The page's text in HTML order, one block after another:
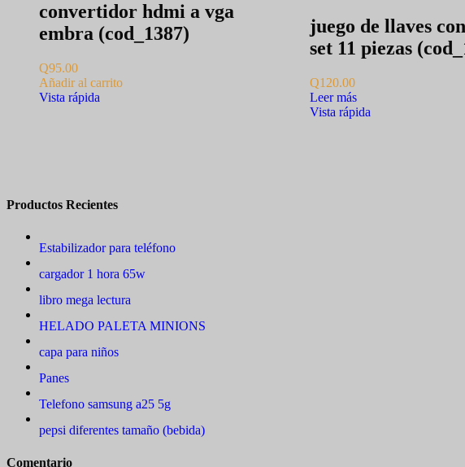
convertidor hdmi a vga
embra (cod_1387)
Q95.00
Añadir al carrito
Vista rápida
juego de llaves
set 11 piezas
Q120.00
Leer más
Vista rápida
Productos Recientes
Estabilizador para teléfono
cargador 1 hora 65w
libro mega lectura
HELADO PALETA MINIONS
capa para niños
Panes
Telefono samsung a25 5g
pepsi diferentes tamaño (bebida)
Comentario